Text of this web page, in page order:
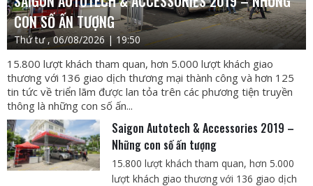
CON SỐ ẤN TƯỢNG
Thứ tư , 06/08/2026 | 19:50
15.800 lượt khách tham quan, hơn 5.000 lượt khách giao
thương với 136 giao dịch thương mại thành công và hơn 125
tin tức về triển lãm được lan tỏa trên các phương tiện truyền
thông là những con số ấn...
Saigon Autotech & Accessories 2019 –
Những con số ấn tượng
15.800 lượt khách tham quan, hơn 5.000
lượt khách giao thương với 136 giao dịch